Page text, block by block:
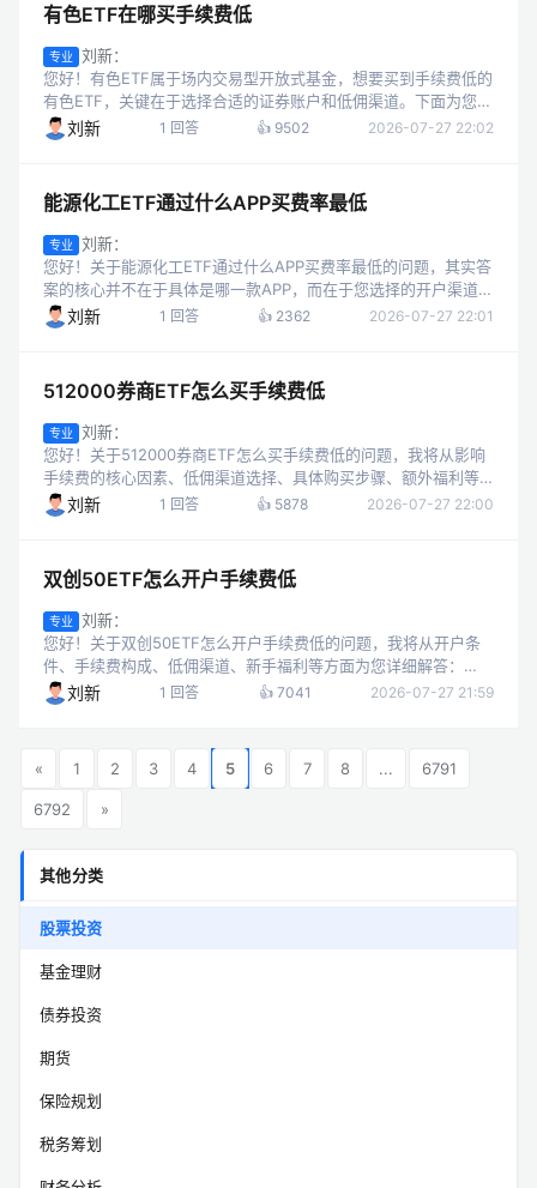
有色ETF在哪买手续费低
专业
刘新：
您好！有色ETF属于场内交易型开放式基金，想要买到手续费低的
有色ETF，关键在于选择合适的证券账户和低佣渠道。下面为您详
细拆解如何实现低手续费购买有色ETF及相关福利领取。 一、购
买有色ETF的核心渠...
刘新 1 回答 👍 9502 2026-07-27 22:02
能源化工ETF通过什么APP买费率最低
专业
刘新：
您好！关于能源化工ETF通过什么APP买费率最低的问题，其实答
案的核心并不在于具体是哪一款APP，而在于您选择的开户渠道和
券商佣金政策。因为同一券商的不同开户渠道，佣金差异可能很
大；不同券商的APP，...
刘新 1 回答 👍 2362 2026-07-27 22:01
512000券商ETF怎么买手续费低
专业
刘新：
您好！关于512000券商ETF怎么买手续费低的问题，我将从影响
手续费的核心因素、低佣渠道选择、具体购买步骤、额外福利等
方面为您详细解答。 一、影响512000券商ETF手续费的核心因素
512000...
刘新 1 回答 👍 5878 2026-07-27 22:00
双创50ETF怎么开户手续费低
专业
刘新：
您好！关于双创50ETF怎么开户手续费低的问题，我将从开户条
件、手续费构成、低佣渠道、新手福利等方面为您详细解答：
一、双创50ETF开户的基本条件和步骤 要交易双创50ETF（如代
码159780、5...
刘新 1 回答 👍 7041 2026-07-27 21:59
« 1 2 3 4 5 6 7 8 ... 6791
6792 »
其他分类
股票投资
基金理财
债券投资
期货
保险规划
税务筹划